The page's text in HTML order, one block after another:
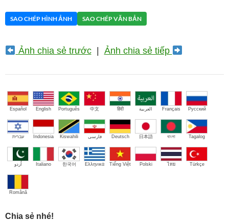
SAO CHÉP HÌNH ẢNH SAO CHÉP VĂN BẢN
Ảnh chia sẻ trước| Ảnh chia sẻ tiếp
Español English Português 中文 हिंदी العربية Français Русский
עברית Indonesia Kiswahili فارسی Deutsch 日本語 বাংলা Tagalog
اُردو Italiano 한국어 Ελληνικά Tiếng Việt Polski ไทย Türkçe
Română
Chia sẻ nhé!